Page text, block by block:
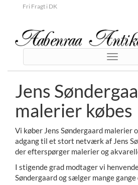
Fri Fragt i DK
Toggle
Jens
malerier købes
Vi køber Jens Søndergaard malerier
adgang til et stort netværk af Jens
der efterspørger malerier og
I stigende grad modtager vi
Søndergaard og sælger mange